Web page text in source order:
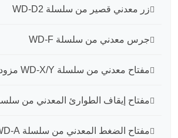
زر معدني قصير من سلسلة WD-D2
جرس معدني من سلسلة WD-F
مفتاح معدني من سلسلة WD-X/Y مزود بزر/مقبض
مفتاح إيقاف الطوارئ المعدني من سلسلة WD-M
مفتاح الضغط المعدني من سلسلة WD-A